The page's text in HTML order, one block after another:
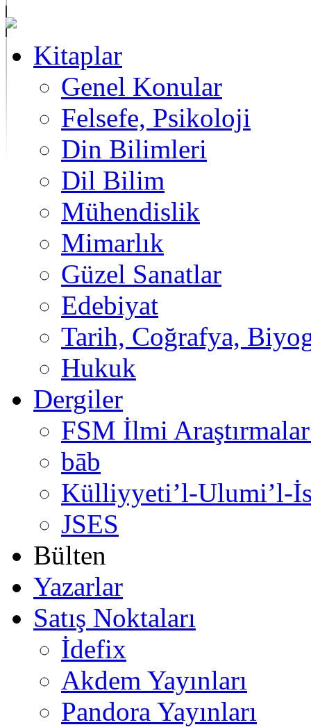
Kitaplar
Genel Konular
Felsefe, Psikoloji
Din Bilimleri
Dil Bilim
Mühendislik
Mimarlık
Güzel Sanatlar
Edebiyat
Tarih, Coğrafya,
Hukuk
Dergiler
FSM İlmi
bāb
Külliyyeti’l-Ulumi’l-
JSES
Bülten
Yazarlar
Satış Noktaları
İdefix
Akdem Yayınları
Pandora Yayınları